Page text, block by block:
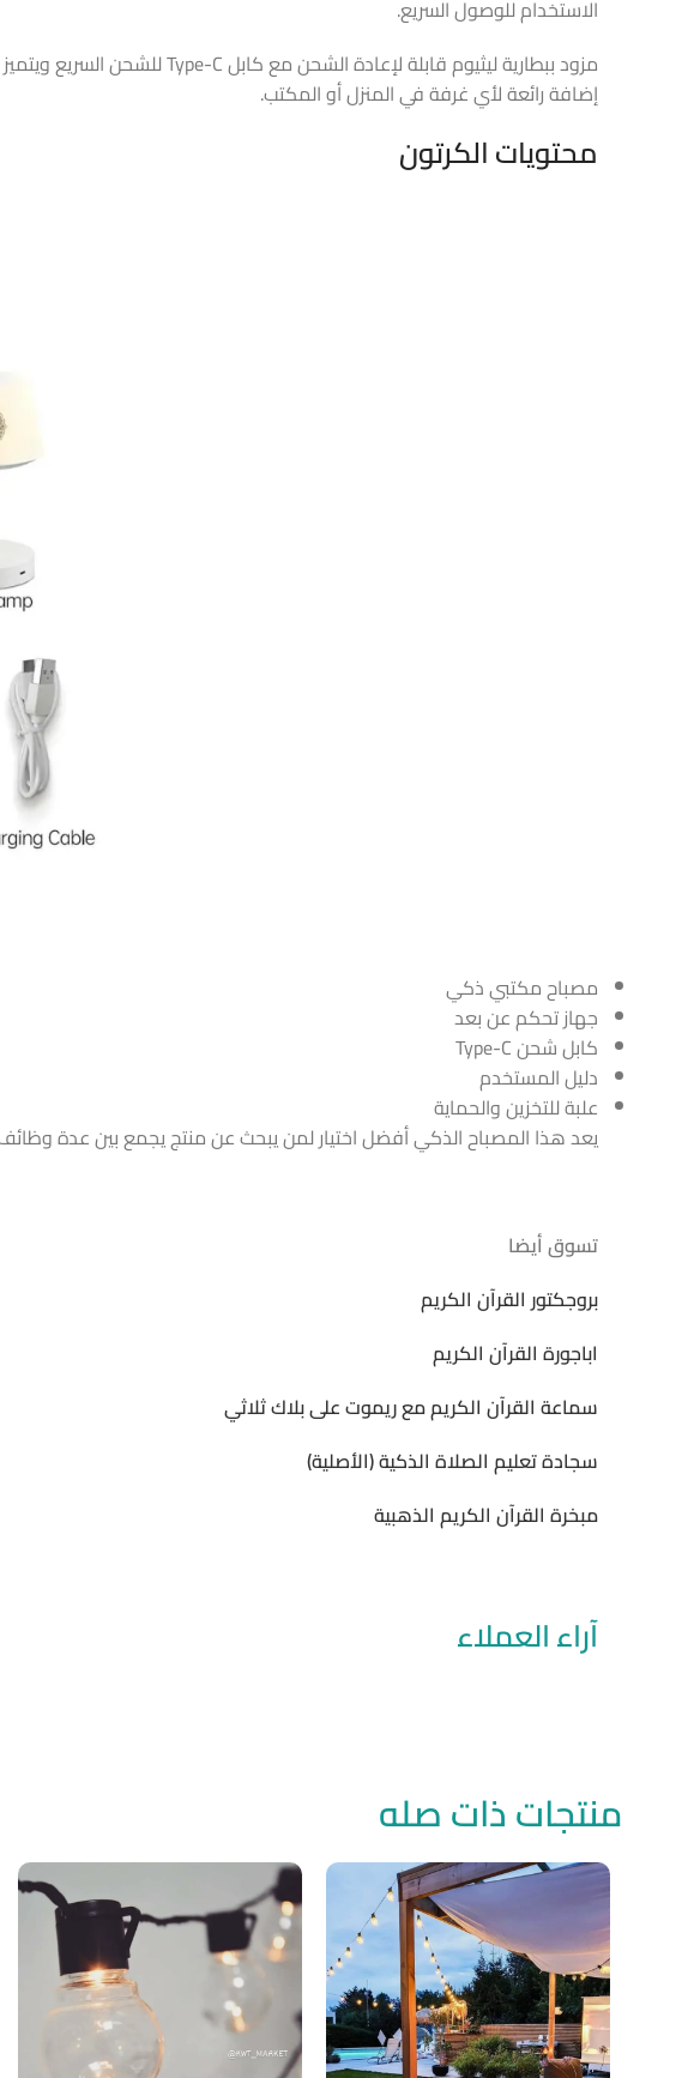
الاستخدام للوصول السريع.
إضافة رائعة لأي غرفة في المنزل أو المكتب.
محتويات الكرتون
مصباح مكتبي ذكي
جهاز تحكم عن بعد
كابل شحن Type-C
دليل المستخدم
علبة للتخزين والحماية
يعد هذا المصباح الذكي أفضل اختيار لمن يبحث عن منتج يجمع بين عدة وظائف
تسوق أيضا
بروجكتور القرآن الكريم
اباجورة القرآن الكريم
سماعة القرآن الكريم مع ريموت على بلاك ثلاثي
سجادة تعليم الصلاة الذكية (الأصلية)
مبخرة القرآن الكريم الذهبية
آراء العملاء
منتجات ذات صله